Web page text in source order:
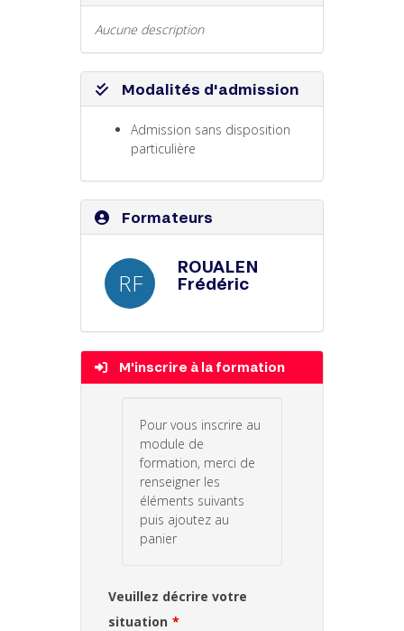
Aucune description
Modalités d'admission
Admission sans disposition
particulière
Formateurs
RF
ROUALEN
Frédéric
M'inscrire à la formation
Pour vous inscrire au
module de
formation, merci de
renseigner les
éléments suivants
puis ajoutez au
panier
Veuillez décrire votre
situation